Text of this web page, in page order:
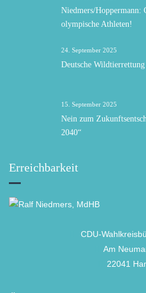
Niedmers/Hoppermann:
olympische Athleten!
24. September 2025
Deutsche
15. September 2025
Nein zum
2040“
Erreichbarkeit
CDU-
Am
22041